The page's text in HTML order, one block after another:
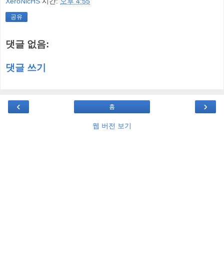
공유
댓글 없음:
댓글 쓰기
‹ ›
홈
웹 버전 보기